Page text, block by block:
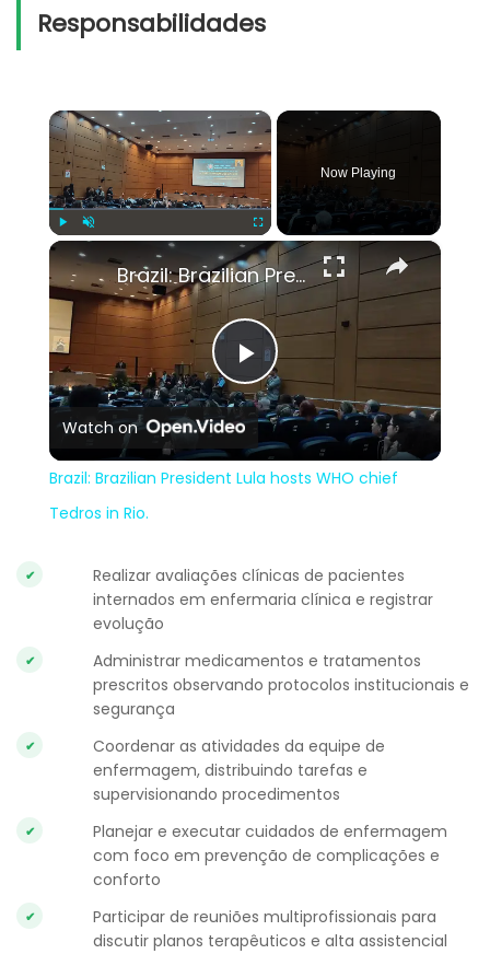
Responsabilidades
×
Unmute Fullscreen
Now Playing
×
Play
Video
Brazil: Brazilian President Lula hosts WHO chief Tedros in Rio.
Watch on
Brazil: Brazilian President Lula hosts WHO chief
Tedros in Rio.
Realizar avaliações clínicas de pacientes
internados em enfermaria clínica e registrar
evolução
Administrar medicamentos e tratamentos
prescritos observando protocolos institucionais e
segurança
Coordenar as atividades da equipe de
enfermagem, distribuindo tarefas e
supervisionando procedimentos
Planejar e executar cuidados de enfermagem
com foco em prevenção de complicações e
conforto
Participar de reuniões multiprofissionais para
discutir planos terapêuticos e alta assistencial